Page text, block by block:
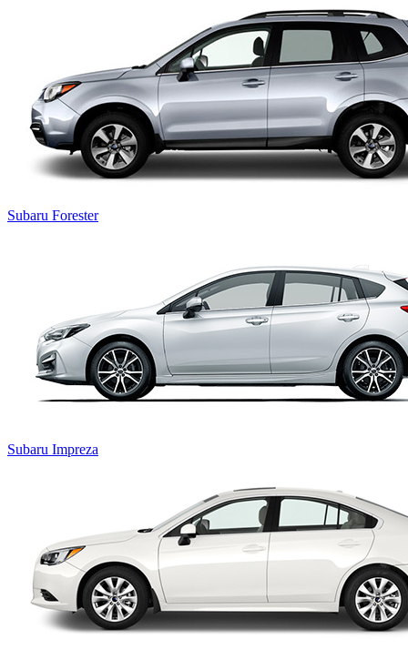
Subaru Forester
Subaru Impreza